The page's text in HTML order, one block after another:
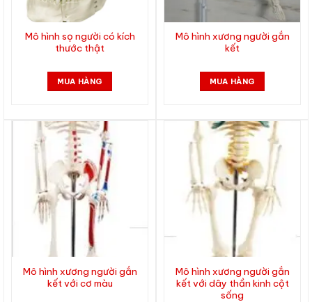
Mô hình sọ người có kích
thước thật
MUA HÀNG
Mô hình xương người gắn
kết
MUA HÀNG
Mô hình xương người gắn
kết với cơ màu
Mô hình xương người gắn
kết với dây thần kinh cột
sống